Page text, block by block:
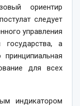
ориентир
следует
управления
а
для всех
индикатором